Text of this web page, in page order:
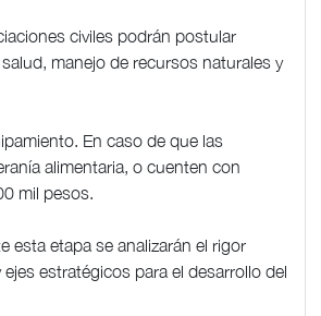
civiles podrán postular
manejo de recursos naturales y
En caso de que las
alimentaria, o cuenten con
mil pesos.
esta etapa se analizarán el rigor
estratégicos para el desarrollo del